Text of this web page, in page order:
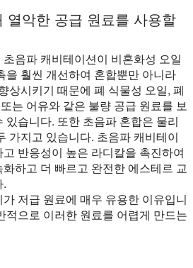
열악한 공급 원료를 사용할
음파 캐비테이션이 비혼화성 오일
을 훨씬 개선하여 혼합뿐만 아니라
상시키기 때문에 폐 식물성 오일, 폐
는 어유와 같은 불량 공급 원료를 보
있습니다. 또한 초음파 혼합은 물리
가지고 있습니다. 초음파 캐비테이
반응성이 높은 라디칼을 촉진하여
하고 더 빠르고 완전한 에스테르 교
.
저급 원료에 매우 유용한 이유입니
적으로 이러한 원료를 어렵게 만드는